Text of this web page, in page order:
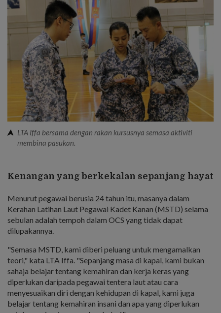
LTA Iffa bersama dengan rakan kursusnya semasa aktiviti
membina pasukan.
Kenangan yang berkekalan sepanjang hayat
Menurut pegawai berusia 24 tahun itu, masanya dalam
Kerahan Latihan Laut Pegawai Kadet Kanan (MSTD) selama
sebulan adalah tempoh dalam OCS yang tidak dapat
dilupakannya.
"Semasa MSTD, kami diberi peluang untuk mengamalkan
teori," kata LTA Iffa. "Sepanjang masa di kapal, kami bukan
sahaja belajar tentang kemahiran dan kerja keras yang
diperlukan daripada pegawai tentera laut atau cara
menyesuaikan diri dengan kehidupan di kapal, kami juga
belajar tentang kemahiran insani dan apa yang diperlukan